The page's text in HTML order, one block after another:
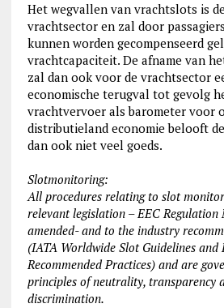
Het wegvallen van vrachtslots is
vrachtsector en zal door
kunnen worden gecompenseerd
vrachtcapaciteit. De afname van
zal dan ook voor de vrachtsector
economische terugval tot gevolg
vrachtvervoer als barometer voor
distributieland economie belooft
dan ook niet veel goeds.
Slotmonitoring:
All procedures relating to slot
relevant legislation – EEC Regulation
amended- and to the industry
(IATA Worldwide Slot Guidelines and
Recommended Practices) and are
principles of neutrality, transparency
discrimination.